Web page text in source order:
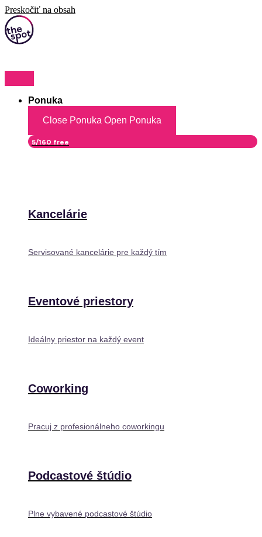
Preskočiť na obsah
Ponuka
Close Ponuka Open Ponuka
5/160 free
Kancelárie
Servisované kancelárie pre každý tím
Eventové priestory
Ideálny priestor na každý event
Coworking
Pracuj z profesionálneho coworkingu
Podcastové štúdio
Plne vybavené podcastové štúdio